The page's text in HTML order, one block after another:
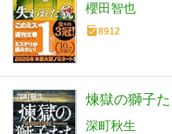
櫻田智也
8912
煉獄の獅子
深町秋生